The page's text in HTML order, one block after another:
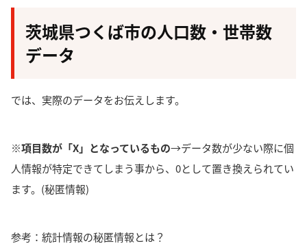
茨城県つくば市の人口数・世帯数
データ
では、実際のデータをお伝えします。
※項目数が「X」となっているもの→データ数が少ない際に個
人情報が特定できてしまう事から、0として置き換えられてい
ます。(秘匿情報)
参考：統計情報の秘匿情報とは？